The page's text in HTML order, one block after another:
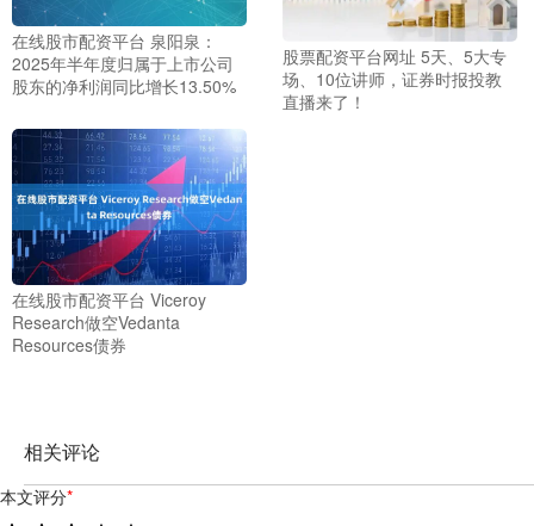
在线股市配资平台 泉阳泉：
2025年半年度归属于上市公司
股东的净利润同比增长13.50%
股票配资平台网址 5天、5大专
场、10位讲师，证券时报投教
直播来了！
在线股市配资平台 Viceroy
Research做空Vedanta
Resources债券
相关评论
本文评分*